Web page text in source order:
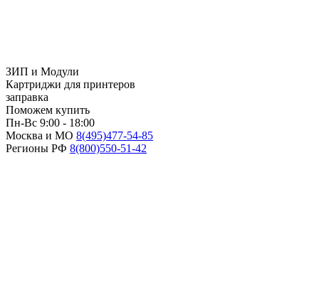
ЗИП и Модули
Картриджи для принтеров
заправка
Поможем купить
Пн-Вс 9:00 - 18:00
Москва и МО 8(495)477-54-85
Регионы РФ 8(800)550-51-42